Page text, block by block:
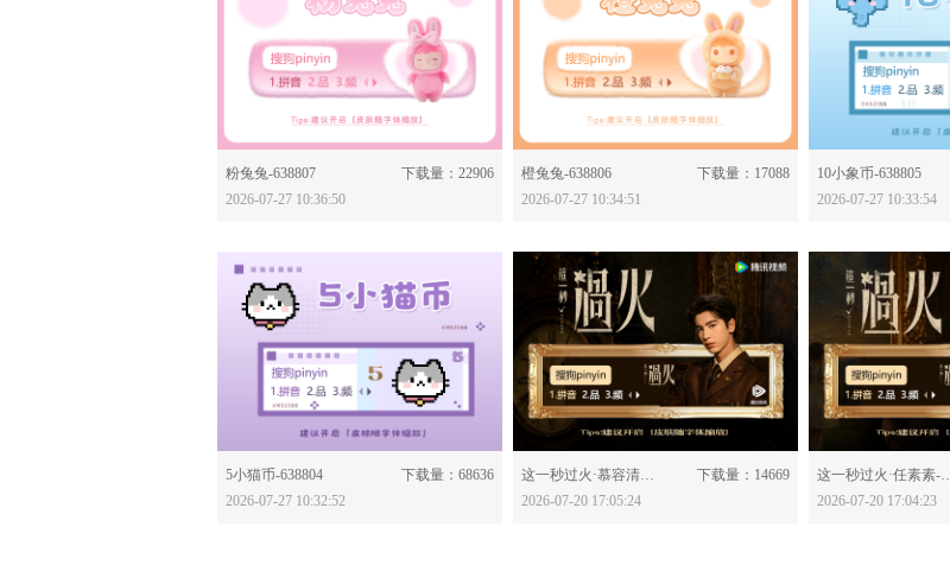
粉兔兔-638807
下载量：22906
2026-07-27 10:36:50
橙兔兔-638806
下载量：17088
2026-07-27 10:34:51
分享：
10小象币-638805
2026-07-27 10:33:54
分享：
5小猫币-638804
下载量：68636
2026-07-27 10:32:52
分享：
这一秒过火·慕容清峄-638781
下载量：14669
2026-07-20 17:05:24
分享这一秒过火·任
2026-07-20 17:04:23